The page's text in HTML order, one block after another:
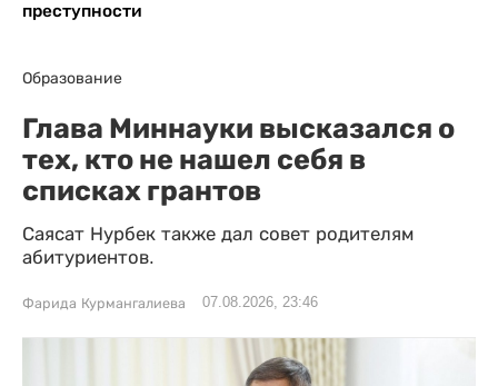
преступности
Образование
Глава Миннауки высказался о
тех, кто не нашел себя в
списках грантов
Саясат Нурбек также дал совет родителям
абитуриентов.
Фарида Курмангалиева 07.08.2026, 23:46